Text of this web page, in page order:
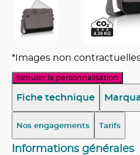
*Images non
Simuler la personnalisation
Fiche technique
Nos engagements Tarifs
Informations générales